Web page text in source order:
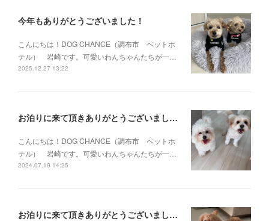
今年もありがとうございました！
こんにちは！DOG CHANCE（調布市 ペットホ
テル） 岩崎です。可愛いわんちゃんたちが一…
2025.12.27 13:22
お泊りに来て頂きありがとうございました！
こんにちは！DOG CHANCE（調布市 ペットホ
テル） 岩崎です。可愛いわんちゃんたちが一…
2024.07.19 14:25
お泊りに来て頂きありがとうございました！